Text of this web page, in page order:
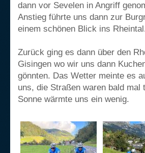
dann vor Sevelen in Angriff
Anstieg führte uns dann zur
einem schönen Blick ins
Zurück ging es dann über den
Gisingen wo wir uns dann
gönnten. Das Wetter meinte es
uns, die Straßen waren bald mal
Sonne wärmte uns ein wenig.